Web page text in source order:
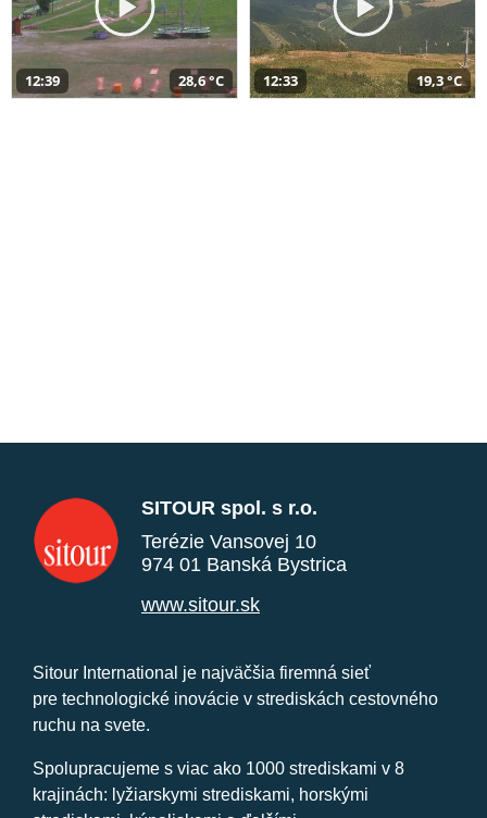
12:39 28,6 °C 12:33 19,3 °C
SITOUR spol. s r.o.
Terézie Vansovej 10
974 01 Banská Bystrica
www.sitour.sk
Sitour International je najväčšia firemná sieť
pre technologické inovácie v strediskách cestovného
ruchu na svete.
Spolupracujeme s viac ako 1000 strediskami v 8
krajinách: lyžiarskymi strediskami, horskými